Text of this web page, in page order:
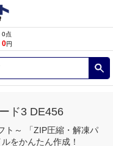
0点
0円
ド3 DE456
ト～ 「ZIP圧縮・解凍パ
をかんたん作成！